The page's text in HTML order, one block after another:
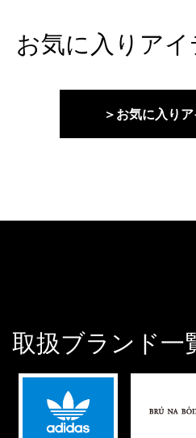
お気に入りアイ
＞お気に入り
取扱ブランド一